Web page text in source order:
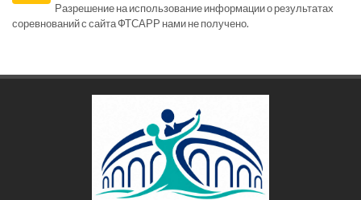
Разрешение на использование информации о результатах
соревнований с сайта ФТСАРР нами не получено.